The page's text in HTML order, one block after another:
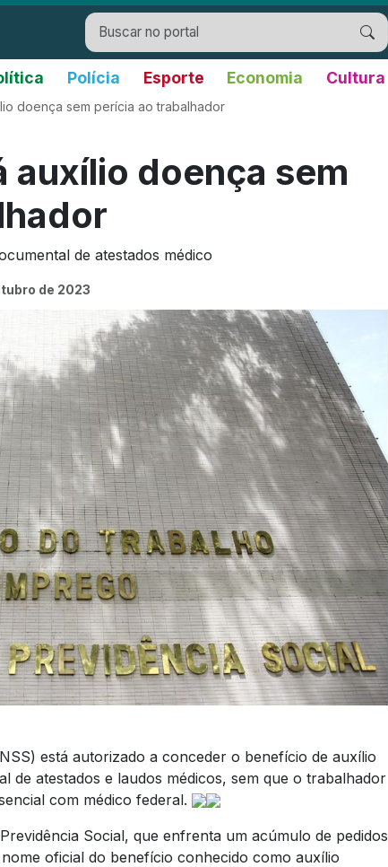
Polícia Esporte Economia Cultura
doença sem perícia ao trabalhador
auxílio doença sem
de atestados médico
de 2023
está autorizado a conceder o benefício de auxílio
de atestados e laudos médicos, sem que o trabalhador
com médico federal.
Social, que enfrenta um acúmulo de pedidos
oficial do benefício conhecido como auxílio